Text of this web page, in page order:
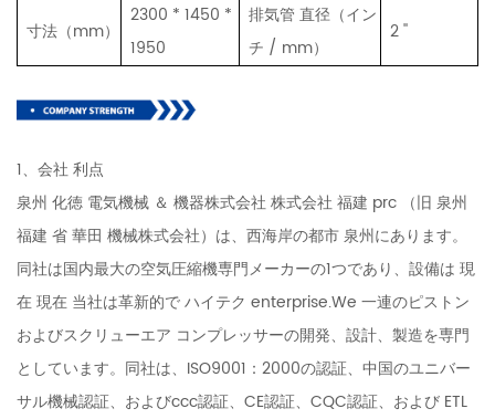
寸法（mm）
2300 * 1450 *
1950
排気管 直径（イン
チ / mm）
2 ''
1、会社 利点
泉州 化徳 電気機械 ＆ 機器株式会社 株式会社 福建 prc （旧 泉州
福建 省 華田 機械株式会社）は、西海岸の都市 泉州にあります。
同社は国内最大の空気圧縮機専門メーカーの1つであり、設備は 現
在 現在 当社は革新的で ハイテク enterprise.We 一連のピストン
およびスクリューエア コンプレッサーの開発、設計、製造を専門
としています。同社は、ISO9001：2000の認証、中国のユニバー
サル機械認証、およびccc認証、CE認証、CQC認証、および ETL